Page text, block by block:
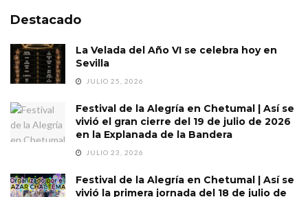
Destacado
La Velada del Año VI se celebra hoy en
Sevilla
JULIO 25, 2026
Festival de la Alegría en Chetumal | Así se
vivió el gran cierre del 19 de julio de 2026
en la Explanada de la Bandera
JULIO 23, 2026
Festival de la Alegría en Chetumal | Así se
vivió la primera jornada del 18 de julio de